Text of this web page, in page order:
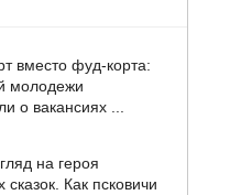
вместо фуд-корта:
молодежи
о вакансиях ...
на героя
сказок. Как псковичи